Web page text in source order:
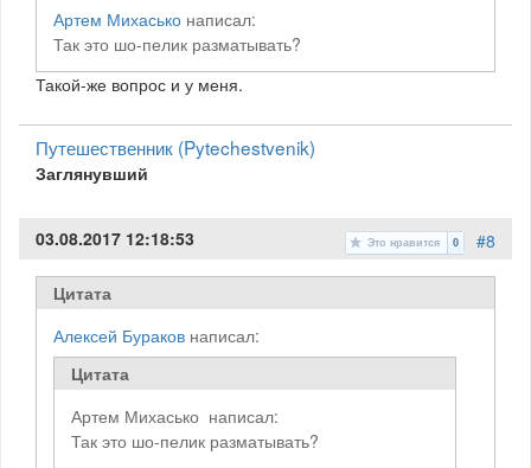
Артем Михасько написал:
Так это шо-пелик разматывать?
Такой-же вопрос и у меня.
Путешественник (Pytechestvenik)
Заглянувший
#8
Это нравится 0
03.08.2017 12:18:53
Цитата
Алексей Бураков написал:
Цитата
Артем Михасько написал:
Так это шо-пелик разматывать?